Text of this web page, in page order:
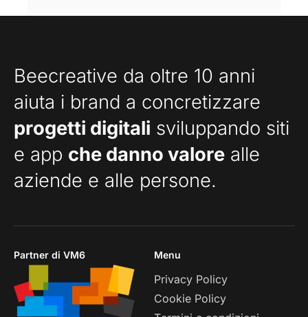
Beecreative da oltre 10 anni
aiuta i brand a concretizzare
progetti digitali sviluppando siti
e app che danno valore alle
aziende e alle persone.
Partner di VM6 Menu
Privacy Policy
Cookie Policy